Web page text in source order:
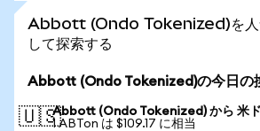
Abbott (Ondo Tokenized)を人
して探索する
Abbott (Ondo Tokenized)の今日の
🇺🇸Abbott (Ondo Tokenized) から 米
1 ABTon は $109.17 に相当